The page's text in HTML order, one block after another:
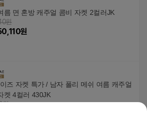
름 면 혼방 캐주얼 콤비 자켓 2컬러JK
원
원
즈 자켓 특가 / 남자 폴리 메쉬 여름 캐주얼
켓 4컬러 430JK
원